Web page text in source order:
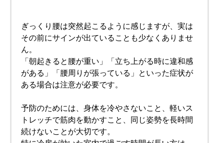
ぎっくり腰は突然起こるように感じますが、実は
その前にサインが出ていることも少なくありませ
ん。
「朝起きると腰が重い」「立ち上がる時に違和感
がある」「腰周りが張っている」といった症状が
ある場合は注意が必要です。
予防のためには、身体を冷やさないこと、軽いス
トレッチで筋肉を動かすこと、同じ姿勢を長時間
続けないことが大切です。